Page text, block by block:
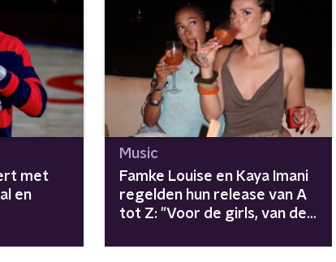
met
en
Music
Famke Louise en Kaya Imani
regelden hun release van A
tot Z: "Voor de girls, van de